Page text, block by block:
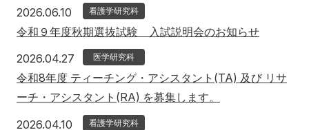
2026.06.10 2026年6月10日
看護学研究科
令和９年度秋期選抜試験 入試説明会のお知らせ
2026.04.27 2026年4月27日
医学研究科
令和8年度 ティーチング・アシスタント(TA) 及び リサ
ーチ・アシスタント(RA) を募集します。
2026.04.10 2026年4月10日
看護学研究科